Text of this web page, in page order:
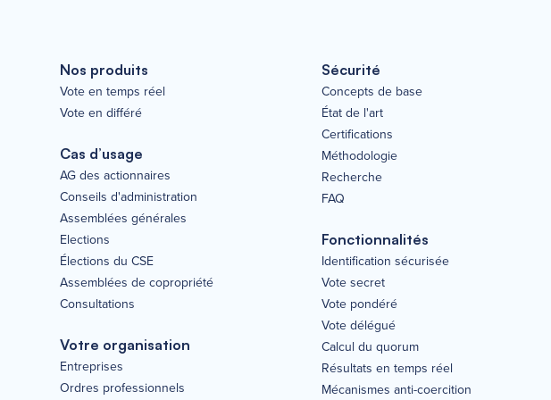
Nos produits
Vote en temps réel
Vote en différé
Cas d’usage
AG des actionnaires
Conseils d'administration
Assemblées générales
Elections
Élections du CSE
Assemblées de copropriété
Consultations
Votre organisation
Entreprises
Ordres professionnels
Sécurité
Concepts de base
État de l'art
Certifications
Méthodologie
Recherche
FAQ
Fonctionnalités
Identification sécurisée
Vote secret
Vote pondéré
Vote délégué
Calcul du quorum
Résultats en temps réel
Mécanismes anti-coercition